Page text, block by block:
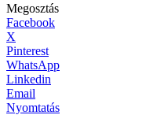
Megosztás
Facebook
X
Pinterest
WhatsApp
Linkedin
Email
Nyomtatás